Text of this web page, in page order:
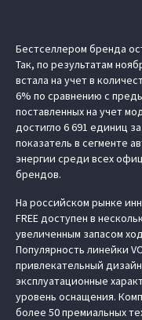
Бестселлером бренда
Так, по результатам
встала на учет в
6% по сравнению с
поставленных на учет
достигло 6 691 единиц
показатель в сегменте
энергии среди всех
брендов.
На российском рынке
FREE доступен в
увеличенным запасом
Популярность линейки
привлекательный
эксплуатационные
уровень оснащения.
более 50 премиальных